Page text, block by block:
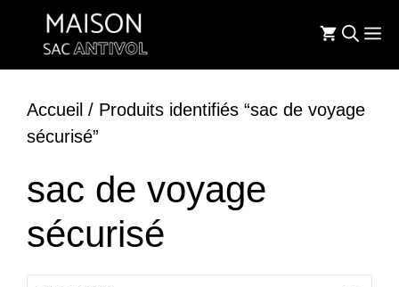
contenu
Accueil / Produits identifiés “sac de voyage
sécurisé”
sac de voyage
sécurisé